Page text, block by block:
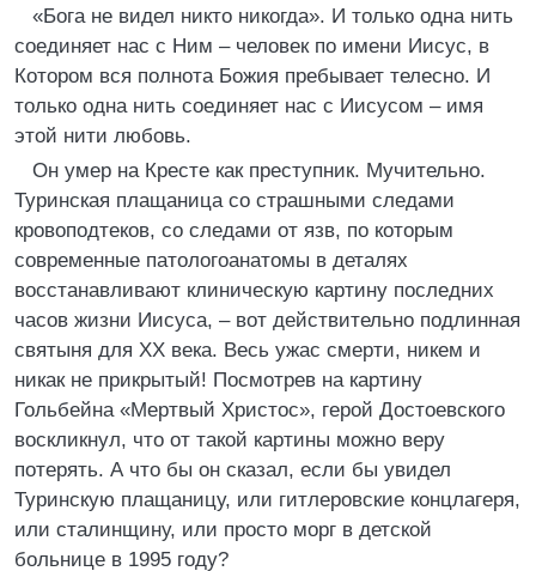
«Бога не видел никто никогда». И только одна нить
соединяет нас с Ним – человек по имени Иисус, в
Котором вся полнота Божия пребывает телесно. И
только одна нить соединяет нас с Иисусом – имя
этой нити любовь.
Он умер на Кресте как преступник. Мучительно.
Туринская плащаница со страшными следами
кровоподтеков, со следами от язв, по которым
современные патологоанатомы в деталях
восстанавливают клиническую картину последних
часов жизни Иисуса, – вот действительно подлинная
святыня для ХХ века. Весь ужас смерти, никем и
никак не прикрытый! Посмотрев на картину
Гольбейна «Мертвый Христос», герой Достоевского
воскликнул, что от такой картины можно веру
потерять. А что бы он сказал, если бы увидел
Туринскую плащаницу, или гитлеровские концлагеря,
или сталинщину, или просто морг в детской
больнице в 1995 году?